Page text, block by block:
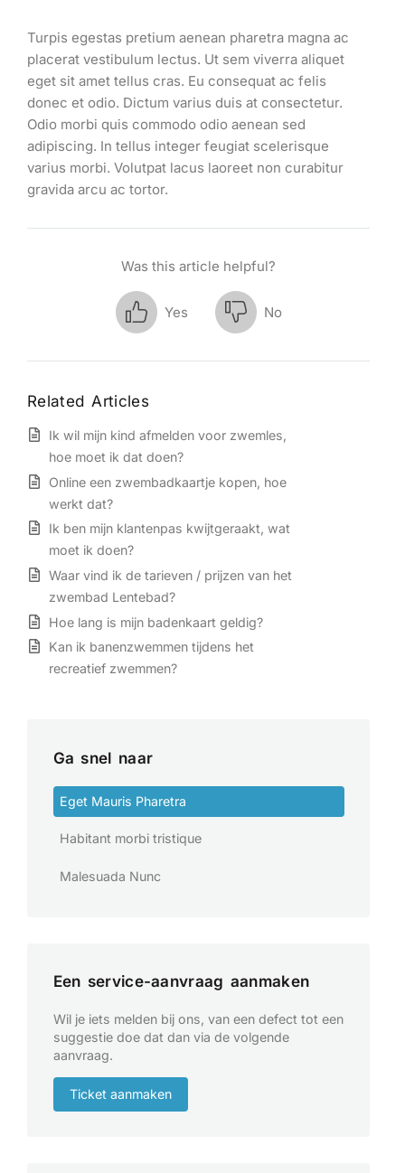
Turpis egestas pretium aenean pharetra magna ac
placerat vestibulum lectus. Ut sem viverra aliquet
eget sit amet tellus cras. Eu consequat ac felis
donec et odio. Dictum varius duis at consectetur.
Odio morbi quis commodo odio aenean sed
adipiscing. In tellus integer feugiat scelerisque
varius morbi. Volutpat lacus laoreet non curabitur
gravida arcu ac tortor.
Was this article helpful?
Yes No
Related Articles
Ik wil mijn kind afmelden voor zwemles,
hoe moet ik dat doen?
Online een zwembadkaartje kopen, hoe
werkt dat?
Ik ben mijn klantenpas kwijtgeraakt, wat
moet ik doen?
Waar vind ik de tarieven / prijzen van het
zwembad Lentebad?
Hoe lang is mijn badenkaart geldig?
Kan ik banenzwemmen tijdens het
recreatief zwemmen?
Ga snel naar
Eget Mauris Pharetra
Habitant morbi tristique
Malesuada Nunc
Een service-aanvraag aanmaken
Wil je iets melden bij ons, van een defect tot een
suggestie doe dat dan via de volgende
aanvraag.
Ticket aanmaken